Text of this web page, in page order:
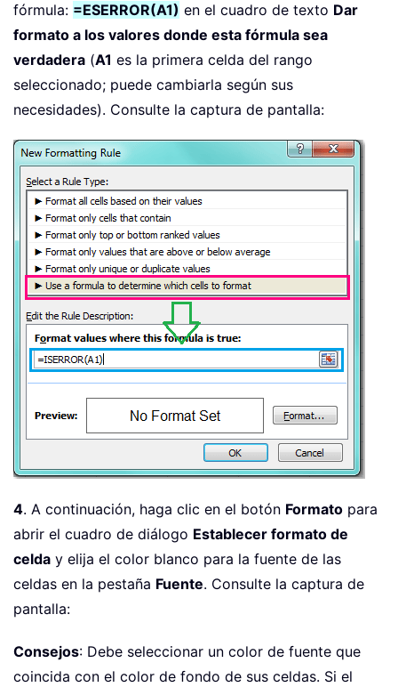
fórmula: =ESERROR(A1) en el cuadro de texto Dar
formato a los valores donde esta fórmula sea
verdadera (A1 es la primera celda del rango
seleccionado; puede cambiarla según sus
necesidades). Consulte la captura de pantalla:
4. A continuación, haga clic en el botón Formato para
abrir el cuadro de diálogo Establecer formato de
celda y elija el color blanco para la fuente de las
celdas en la pestaña Fuente. Consulte la captura de
pantalla:
Consejos: Debe seleccionar un color de fuente que
coincida con el color de fondo de sus celdas. Si el